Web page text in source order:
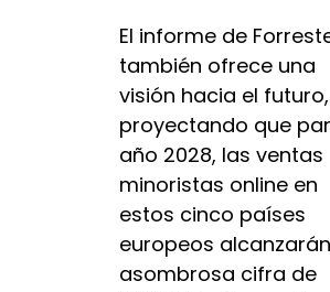
El informe de
también ofrece una
visión hacia el futuro,
proyectando que
año 2028, las ventas
minoristas online en
estos cinco países
europeos
asombrosa cifra de